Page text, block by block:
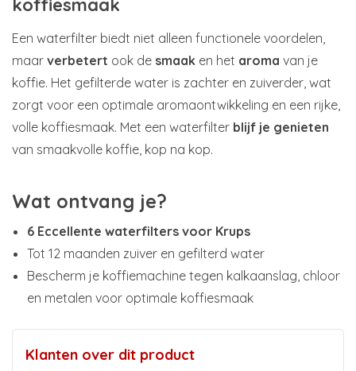
Een waterfilter biedt niet alleen functionele voordelen,
maar verbetert ook de smaak en het aroma van je
koffie. Het gefilterde water is zachter en zuiverder, wat
zorgt voor een optimale aromaontwikkeling en een rijke,
volle koffiesmaak. Met een waterfilter blijf je genieten
van smaakvolle koffie, kop na kop.
Wat ontvang je?
6 Eccellente waterfilters voor Krups
Tot 12 maanden zuiver en gefilterd water
Bescherm je koffiemachine tegen kalkaanslag, chloor
en metalen voor optimale koffiesmaak
Klanten over dit product